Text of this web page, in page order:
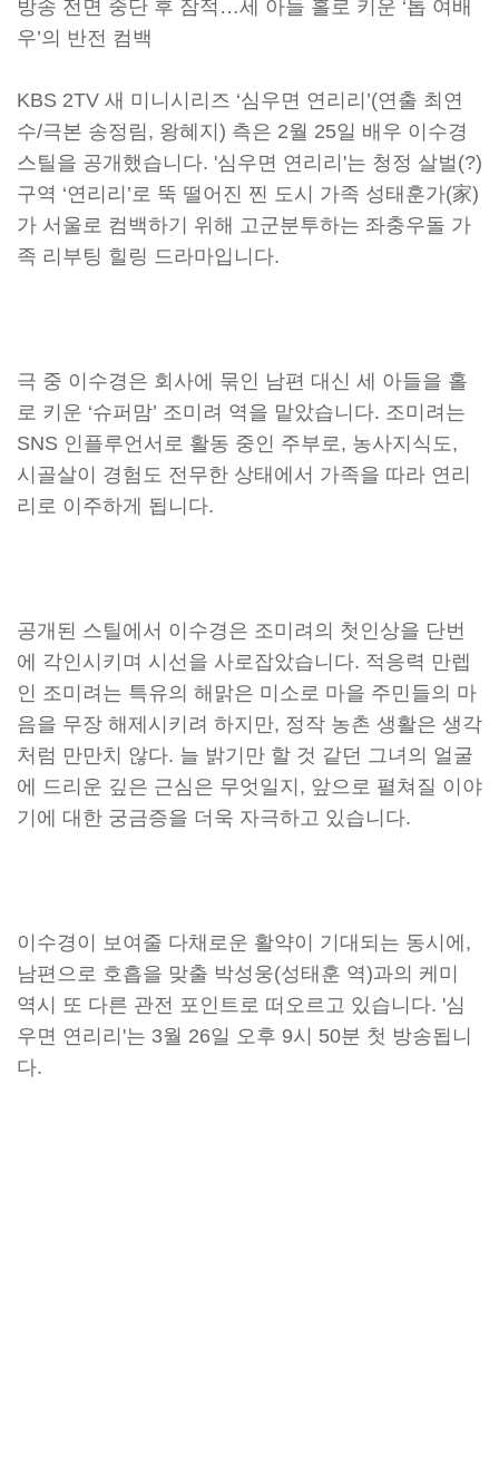
방송 전면 중단 후 잠적…세 아들 홀로 키운 ‘톱 여배
우’의 반전 컴백
KBS 2TV 새 미니시리즈 ‘심우면 연리리’(연출 최연
수/극본 송정림, 왕혜지) 측은 2월 25일 배우 이수경
스틸을 공개했습니다. '심우면 연리리'는 청정 살벌(?)
구역 ‘연리리’로 뚝 떨어진 찐 도시 가족 성태훈가(家)
가 서울로 컴백하기 위해 고군분투하는 좌충우돌 가
족 리부팅 힐링 드라마입니다.
극 중 이수경은 회사에 묶인 남편 대신 세 아들을 홀
로 키운 ‘슈퍼맘’ 조미려 역을 맡았습니다. 조미려는
SNS 인플루언서로 활동 중인 주부로, 농사지식도,
시골살이 경험도 전무한 상태에서 가족을 따라 연리
리로 이주하게 됩니다.
공개된 스틸에서 이수경은 조미려의 첫인상을 단번
에 각인시키며 시선을 사로잡았습니다. 적응력 만렙
인 조미려는 특유의 해맑은 미소로 마을 주민들의 마
음을 무장 해제시키려 하지만, 정작 농촌 생활은 생각
처럼 만만치 않다. 늘 밝기만 할 것 같던 그녀의 얼굴
에 드리운 깊은 근심은 무엇일지, 앞으로 펼쳐질 이야
기에 대한 궁금증을 더욱 자극하고 있습니다.
이수경이 보여줄 다채로운 활약이 기대되는 동시에,
남편으로 호흡을 맞출 박성웅(성태훈 역)과의 케미
역시 또 다른 관전 포인트로 떠오르고 있습니다. '심
우면 연리리'는 3월 26일 오후 9시 50분 첫 방송됩니
다.